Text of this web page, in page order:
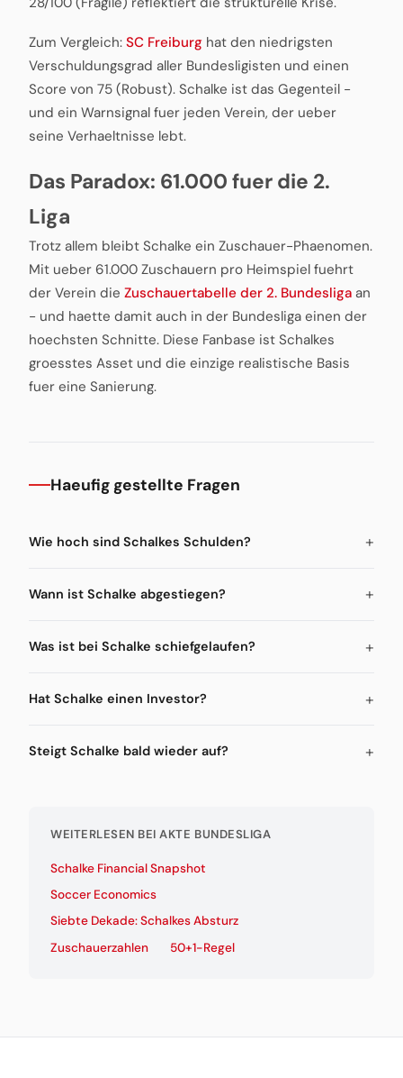
Zum Vergleich: SC Freiburg hat den niedrigsten
Verschuldungsgrad aller Bundesligisten und einen
Score von 75 (Robust). Schalke ist das Gegenteil -
und ein Warnsignal fuer jeden Verein, der ueber
seine Verhaeltnisse lebt.
Das Paradox: 61.000 fuer die 2.
Liga
Trotz allem bleibt Schalke ein Zuschauer-Phaenomen.
Mit ueber 61.000 Zuschauern pro Heimspiel fuehrt
der Verein die Zuschauertabelle der 2. Bundesliga an
- und haette damit auch in der Bundesliga einen der
hoechsten Schnitte. Diese Fanbase ist Schalkes
groesstes Asset und die einzige realistische Basis
fuer eine Sanierung.
Haeufig gestellte Fragen
Wie hoch sind Schalkes Schulden?
Wann ist Schalke abgestiegen?
Was ist bei Schalke schiefgelaufen?
Hat Schalke einen Investor?
Steigt Schalke bald wieder auf?
WEITERLESEN BEI AKTE BUNDESLIGA
Schalke Financial Snapshot
Soccer Economics
Siebte Dekade: Schalkes Absturz
Zuschauerzahlen
50+1-Regel